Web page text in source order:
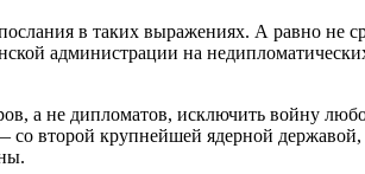
в таких выражениях. А равно не
администрации на
а не дипломатов, исключить войну
второй крупнейшей ядерной державой,